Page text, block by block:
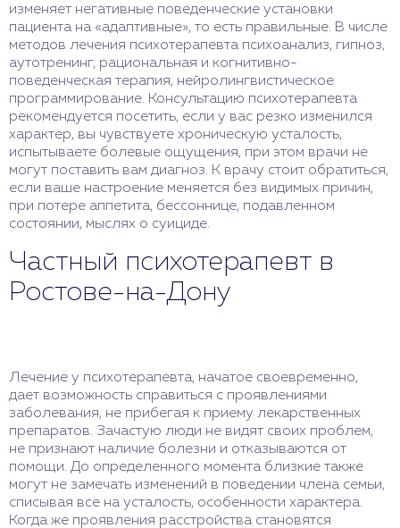
изменяет негативные поведенческие установки
пациента на «адаптивные», то есть правильные. В числе
методов лечения психотерапевта психоанализ, гипноз,
аутотренинг, рациональная и когнитивно-
поведенческая терапия, нейролингвистическое
программирование. Консультацию психотерапевта
рекомендуется посетить, если у вас резко изменился
характер, вы чувствуете хроническую усталость,
испытываете болевые ощущения, при этом врачи не
могут поставить вам диагноз. К врачу стоит обратиться,
если ваше настроение меняется без видимых причин,
при потере аппетита, бессоннице, подавленном
состоянии, мыслях о суициде.
Частный психотерапевт в
Ростове-на-Дону
Лечение у психотерапевта, начатое своевременно,
дает возможность справиться с проявлениями
заболевания, не прибегая к приему лекарственных
препаратов. Зачастую люди не видят своих проблем,
не признают наличие болезни и отказываются от
помощи. До определенного момента близкие также
могут не замечать изменений в поведении члена семьи,
списывая все на усталость, особенности характера.
Когда же проявления расстройства становятся